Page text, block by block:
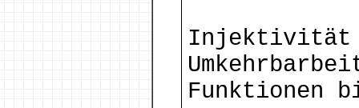
Injektivität
Funktionen